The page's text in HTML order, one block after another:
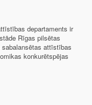
departaments ir
Rīgas pilsētas
attīstības
konkurētspējas